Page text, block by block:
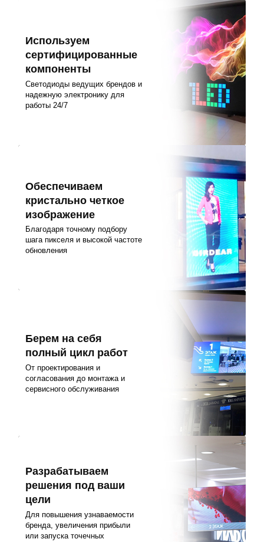
Используем
сертифицированные
компоненты
Светодиоды ведущих брендов и
надежную электронику для
работы 24/7
Обеспечиваем
кристально четкое
изображение
Благодаря точному подбору
шага пикселя и высокой частоте
обновления
Берем на себя
полный цикл работ
От проектирования и
согласования до монтажа и
сервисного обслуживания
Разрабатываем
решения под ваши
цели
Для повышения узнаваемости
бренда, увеличения прибыли
или запуска точечных